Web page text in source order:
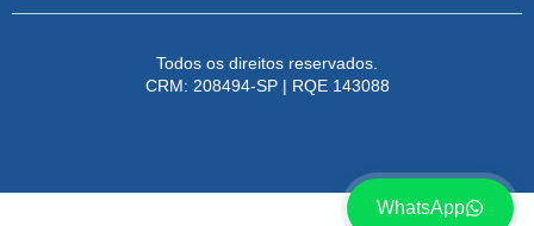
Todos os direitos reservados.
CRM: 208494-SP | RQE 143088
WhatsApp